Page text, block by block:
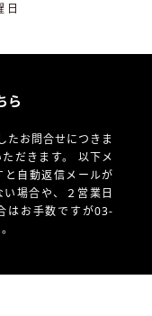
日
ら
たお問合せにつきま
だきます。 以下メ
自動返信メールが
場合や、
２営業日
はお手数ですが03-